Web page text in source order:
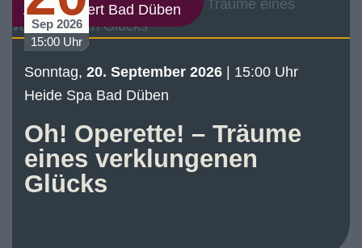
Abo-Konzert Bad Düben
Sep 2026
15:00 Uhr
Sonntag, 20. September 2026 | 15:00 Uhr
Heide Spa Bad Düben
Oh! Operette! – Träume
eines verklungenen
Glücks